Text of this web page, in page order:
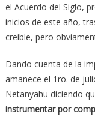
el Acuerdo del Siglo,
inicios de este año,
creíble, pero
Dando cuenta de la
amanece el 1ro. de
Netanyahu diciendo
instrumentar por